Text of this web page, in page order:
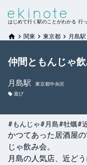
はじめて行く駅のことがわかる 行
関東 東京都 月島駅
仲間ともんじゃ
月島駅
東京都中央区
遊び
#もんじゃ#月島#牡蠣#
かつてあった居酒屋
じゃ飲み会。
月島の人気店、近ど